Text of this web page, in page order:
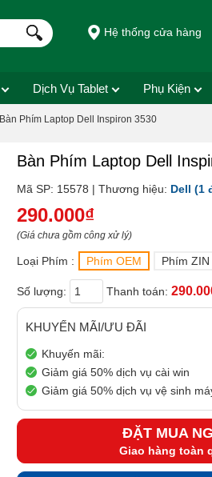
Hệ thống cửa hàng
Dịch Vụ Tablet Phụ Kiện
Bàn Phím Laptop Dell Inspiron 3530
Bàn Phím Laptop Dell
Mã SP: 15578 | Thương hiệu: Dell (1
290.000₫
(Giá chưa gồm công xử lý)
Loại Phím : Phím OEM Phím ZIN
Số lượng: Thanh toán:
KHUYẾN MÃI/ƯU ĐÃI
Khuyến mãi:
Giảm giá 50% dịch vụ cài win
Giảm giá 50% dịch vụ vệ sinh
ĐẶT MUA
Giao hàng toàn